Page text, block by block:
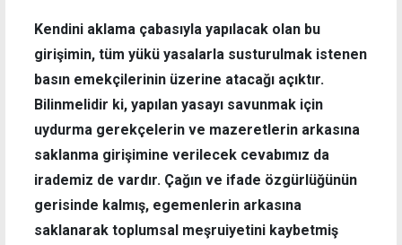
Kendini aklama çabasıyla yapılacak olan bu
girişimin, tüm yükü yasalarla susturulmak istenen
basın emekçilerinin üzerine atacağı açıktır.
Bilinmelidir ki, yapılan yasayı savunmak için
uydurma gerekçelerin ve mazeretlerin arkasına
saklanma girişimine verilecek cevabımız da
irademiz de vardır. Çağın ve ifade özgürlüğünün
gerisinde kalmış, egemenlerin arkasına
saklanarak toplumsal meşruiyetini kaybetmiş